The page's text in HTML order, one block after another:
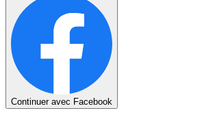
Continuer avec Facebook